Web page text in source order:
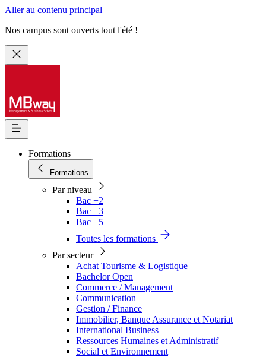
Aller au contenu principal
Nos campus sont ouverts tout l'été !
Formations
Formations
Par niveau
Bac +2
Bac +3
Bac +5
Toutes les formations
Par secteur
Achat Tourisme & Logistique
Bachelor Open
Commerce / Management
Communication
Gestion / Finance
Immobilier, Banque Assurance et Notariat
International Business
Ressources Humaines et Administratif
Social et Environnement